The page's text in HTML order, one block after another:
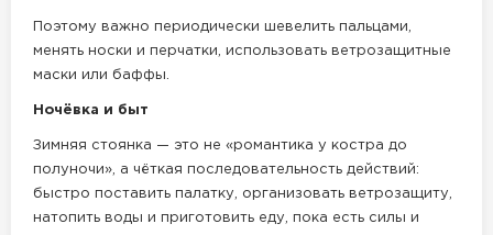
Поэтому важно периодически шевелить пальцами,
менять носки и перчатки, использовать ветрозащитные
маски или баффы.
Ночёвка и быт
Зимняя стоянка — это не «романтика у костра до
полуночи», а чёткая последовательность действий:
быстро поставить палатку, организовать ветрозащиту,
натопить воды и приготовить еду, пока есть силы и